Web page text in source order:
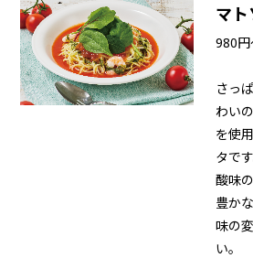
マト
980
さっ
わい
を使
タです
酸味
豊か
味の
い。